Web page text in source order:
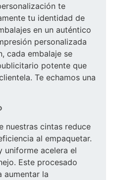
te
tu identidad de
en un auténtico
personalizada
cada embalaje se
potente que
Te echamos una
nuestras cintas reduce
al empaquetar.
uniforme acelera el
Este procesado
aumentar la